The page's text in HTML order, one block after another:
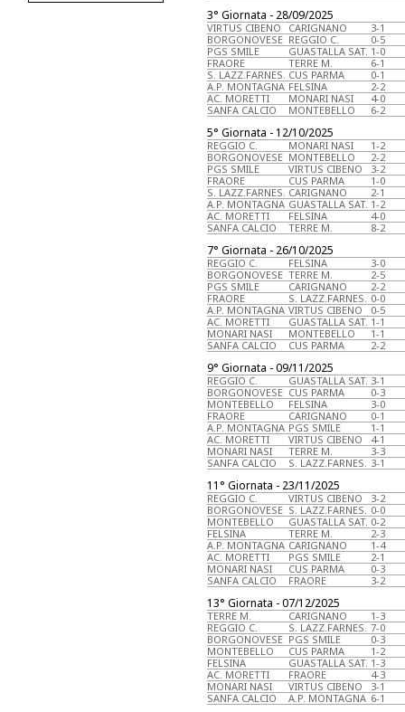
3° Giornata - 28/09/2025
VIRTUS CIBENO CARIGNANO
3-1
BORGONOVESE REGGIO C.
0-5
PGS SMILE
GUASTALLA SAT. 1-0
FRAORE
TERRE M.
6-1
S. LAZZ.FARNES. CUS PARMA
0-1
A.P. MONTAGNA FELSINA
2-2
AC. MORETTI
MONARI NASI
4-0
SANFA CALCIO
MONTEBELLO 6-2
5° Giornata - 12/10/2025
REGGIO C. MONARI NASI
1-2
BORGONOVESE MONTEBELLO
2-2
PGS SMILE
VIRTUS CIBENO
3-2
FRAORE
CUS PARMA
1-0
S. LAZZ.FARNES. CARIGNANO
2-1
A.P. MONTAGNA GUASTALLA SAT. 1-2
AC. MORETTI
FELSINA
4-0
SANFA CALCIO
TERRE M. 8-2
7° Giornata - 26/10/2025
REGGIO C. FELSINA
3-0
BORGONOVESE TERRE M.
2-5
PGS SMILE
CARIGNANO
2-2
FRAORE
S. LAZZ.FARNES. 0-0
A.P. MONTAGNA VIRTUS CIBENO
0-5
AC. MORETTI
GUASTALLA SAT. 1-1
MONARI NASI
MONTEBELLO
1-1
SANFA CALCIO
CUS PARMA 2-2
9° Giornata - 09/11/2025
REGGIO C. GUASTALLA SAT. 3-1
BORGONOVESE CUS PARMA
0-3
MONTEBELLO
FELSINA
3-0
FRAORE
CARIGNANO
0-1
A.P. MONTAGNA PGS SMILE
1-1
AC. MORETTI
VIRTUS CIBENO
4-1
MONARI NASI
TERRE M.
3-3
SANFA CALCIO
S. LAZZ.FARNES. 3-1
11° Giornata - 23/11/2025
REGGIO C. VIRTUS CIBENO
3-2
BORGONOVESE S. LAZZ.FARNES. 0-0
MONTEBELLO
GUASTALLA SAT. 0-2
FELSINA
TERRE M.
2-3
A.P. MONTAGNA CARIGNANO
1-4
AC. MORETTI
PGS SMILE
2-1
MONARI NASI
CUS PARMA
0-3
SANFA CALCIO
FRAORE 3-2
13° Giornata - 07/12/2025
TERRE M. CARIGNANO
1-3
REGGIO C.
S. LAZZ.FARNES. 7-0
BORGONOVESE PGS SMILE
0-3
MONTEBELLO
CUS PARMA
1-2
FELSINA
GUASTALLA SAT. 1-3
AC. MORETTI
FRAORE
4-3
MONARI NASI
VIRTUS CIBENO
3-1
SANFA CALCIO
A.P. MONTAGNA 6-1